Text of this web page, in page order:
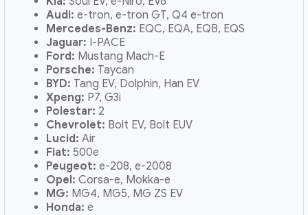
Audi:e-tron, e-tron GT, Q4 e-tron
Mercedes-Benz: EQC, EQA, EQB, EQS
Jaguar: I-PACE
Ford: Mustang Mach-E
Porsche: Taycan
BYD: Tang EV, Dolphin, Han EV
Xpeng: P7, G3i
Polestar: 2
Chevrolet: Bolt EV, Bolt EUV
Lucid:Air
Fiat: 500e
Peugeot:e-208, e-2008
Opel:Corsa-e, Mokka-e
MG: MG4, MG5, MG ZS EV
Honda:e